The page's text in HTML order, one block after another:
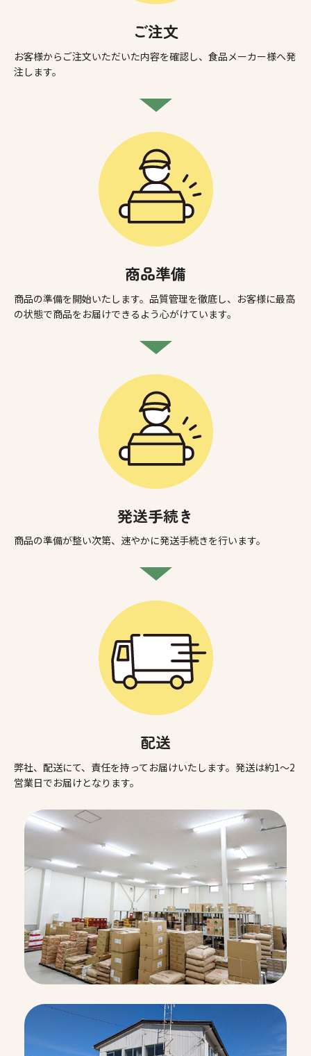
ご注文
お客様からご注文いただいた内容を確認し、食品メーカー様へ発
注します。
商品準備
商品の準備を開始いたします。品質管理を徹底し、お客様に最高
の状態で商品をお届けできるよう心がけています。
発送手続き
商品の準備が整い次第、速やかに発送手続きを行います。
配送
弊社、配送にて、責任を持ってお届けいたします。発送は約1〜2
営業日でお届けとなります。